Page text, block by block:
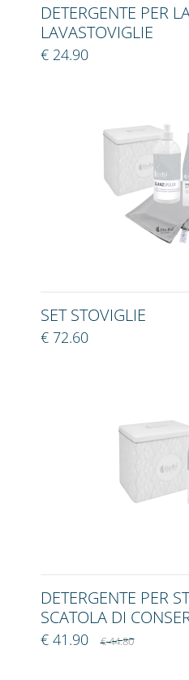
DETERGENTE PER
LAVASTOVIGLIE
€ 24.90
SET STOVIGLIE
€ 72.60
DETERGENTE PER
SCATOLA DI
€ 41.90€ 44.80